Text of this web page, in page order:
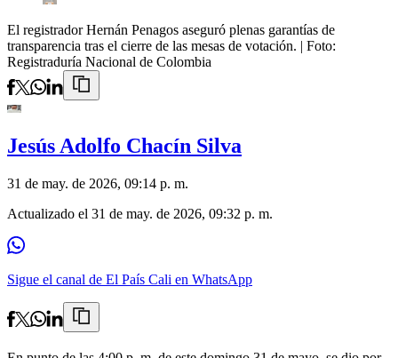
El registrador Hernán Penagos aseguró plenas garantías de
transparencia tras el cierre de las mesas de votación. | Foto:
Registraduría Nacional de Colombia
Jesús Adolfo Chacín Silva
31 de may. de 2026, 09:14 p. m.
Actualizado el 31 de may. de 2026, 09:32 p. m.
Sigue el canal de El País Cali en WhatsApp